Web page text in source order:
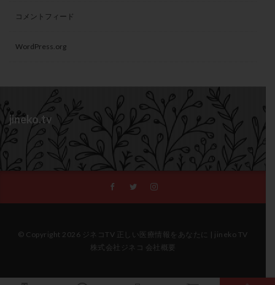
コメントフィード
WordPress.org
jineko.tv
© Copyright 2026 ジネコTV 正しい医療情報をあなたに | jineko TV
株式会社ジネコ 会社概要